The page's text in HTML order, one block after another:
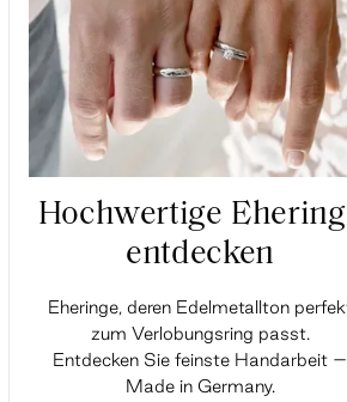
Hochwertige
entdecken
Eheringe, deren Edelmetallton
zum Verlobungsring passt.
Entdecken Sie feinste Handarbeit –
Made in Germany.